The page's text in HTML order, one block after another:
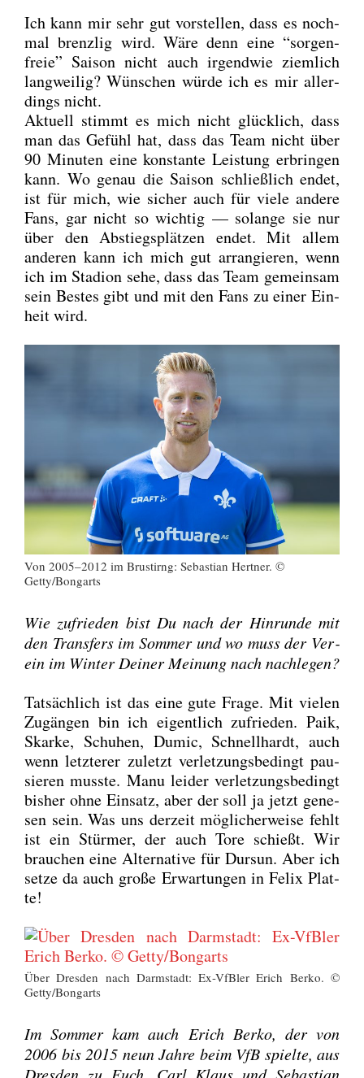
Ich kann mir sehr gut vor­stel­len, dass es noch­
mal brenz­lig wird. Wäre denn eine “sor­gen­
freie” Sai­son nicht auch irgend­wie ziem­lich
lang­wei­lig? Wün­schen wür­de ich es mir aller­
dings nicht.
Aktu­ell stimmt es mich nicht glück­lich, dass
man das Gefühl hat, dass das Team nicht über
90 Minu­ten eine kon­stan­te Leis­tung erbrin­gen
kann. Wo genau die Sai­son schließ­lich endet,
ist für mich, wie sicher auch für vie­le ande­re
Fans, gar nicht so wich­tig — solan­ge sie nur
über den Abstiegs­plät­zen endet. Mit allem
ande­ren kann ich mich gut arran­gie­ren, wenn
ich im Sta­di­on sehe, dass das Team gemein­sam
sein Bes­tes gibt und mit den Fans zu einer Ein­
heit wird.
Von 2005–2012 im Brust­irng: Sebas­ti­an Hert­ner. ©
Getty/Bongarts
Wie zufrie­den bist Du nach der Hin­run­de mit
den Trans­fers im Som­mer und wo muss der Ver­
ein im Win­ter Dei­ner Mei­nung nach nach­le­gen?
Tat­säch­lich ist das eine gute Fra­ge. Mit vie­len
Zugän­gen bin ich eigent­lich zufrie­den. Paik,
Skar­ke, Schu­hen, Dumic, Schnell­hardt, auch
wenn letz­te­rer zuletzt ver­let­zungs­be­dingt pau­
sie­ren muss­te. Manu lei­der ver­let­zungs­be­dingt
bis­her ohne Ein­satz, aber der soll ja jetzt gene­
sen sein. Was uns der­zeit mög­li­cher­wei­se fehlt
ist ein Stür­mer, der auch Tore schießt. Wir
brau­chen eine Alter­na­ti­ve für Dursun. Aber ich
set­ze da auch gro­ße Erwar­tun­gen in Felix Plat­
te!
Über Dres­den nach Darm­stadt: Ex-VfBler Erich Ber­ko. ©
Getty/Bongarts
Im Som­mer kam auch Erich Ber­ko, der von
2006 bis 2015 neun Jah­re beim VfB spiel­te, aus